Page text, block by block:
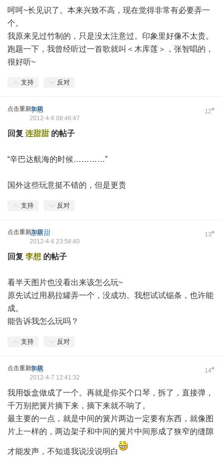
呵呵~长见识了。本来兴致不高，现在觉得非常有必要弄一
个。
我原来见过竹制的，只是没太注意过。印象里好像不太贵。
跑题一下，我曾经听过一首歌就叫＜木库莲＞，张智唱的，
很好听~
支持 反对
点击重新加载 12#
李想
2012-4-6 08:46:47
回复 连甜甜 的帖子
“辛巴达航海的时候…………”
国外这些玩意挺不错的，但是更贵
支持 反对
点击重新加载 13#
连甜甜
2012-4-6 23:58:40
回复 李想 的帖子
看半天图片也没看出来该怎么玩~
原先试过用易拉罐弄一个，没成功。我想试试锯条，也许能
成。
能告诉我怎么玩吗？
支持 反对
点击重新加载 14#
李想
2012-4-7 12:41:32
我用饭盒做成了一个。再就是你买个口琴，拆了，直接弹，
千万别把簧片摘下来，摘下来就不响了。
最主要的一点，就是中间的簧片两边一定要有东西，就像图
片上一样的，两边架子和中间的簧片中间形成了狭窄的缝隙
才能发声，不知道我说没说明白